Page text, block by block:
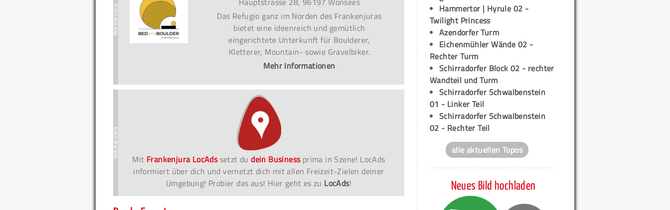
Das Refugio ganz im Norden des Frankenjuras
bietet eine ideenreich und gemütlich
eingerichtete Unterkunft für Boulderer,
Kletterer, Mountain- sowie Gravelbiker.
Mehr Informationen
Mit Frankenjura LocAdssetzt dudein Businessprima in Szene! LocAds
informiert über dich und vernetzt dich mit allen Freizeit-Zielen deiner
Umgebung! Probier das aus! Hier geht es zu LocAds!
Hammertor | Hyrule 02 -
Twilight Princess
Azendorfer Turm
Eichenmühler Wände 02 -
Rechter Turm
Schirradorfer Block 02 - rechter
Wandteil und Turm
Schirradorfer Schwalbenstein
01 - Linker Teil
Schirradorfer Schwalbenstein
02 - Rechter Teil
alle aktuellen Topos
Neues Bild hochladen